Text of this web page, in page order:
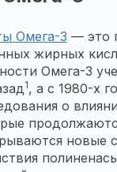
Омега-3 — это
жирных
Омега-3
1, а с 1980-х
о
новые